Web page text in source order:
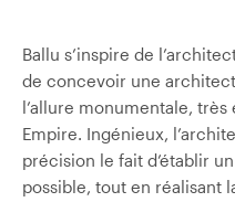
Ballu s’inspire de
de concevoir une
l’allure monumentale,
Empire. Ingénieux,
précision le fait d’établir
possible, tout en réalisant